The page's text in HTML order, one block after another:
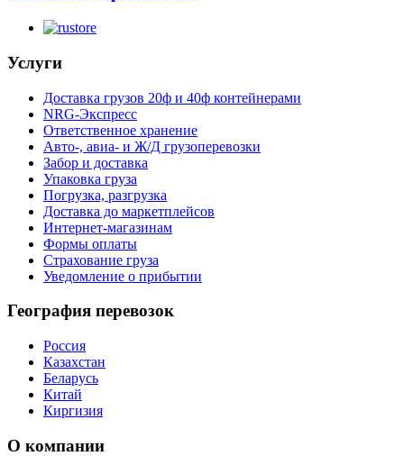
Услуги
Доставка грузов 20ф и 40ф контейнерами
NRG-Экспресс
Ответственное хранение
Авто-, авиа- и Ж/Д грузоперевозки
Забор и доставка
Упаковка груза
Погрузка, разгрузка
Доставка до маркетплейсов
Интернет-магазинам
Формы оплаты
Страхование груза
Уведомление о прибытии
География перевозок
Россия
Казахстан
Беларусь
Китай
Киргизия
О компании